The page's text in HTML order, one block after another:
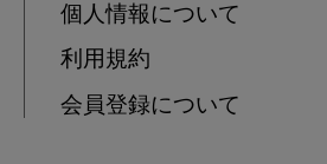
個人情報について
利用規約
会員登録について